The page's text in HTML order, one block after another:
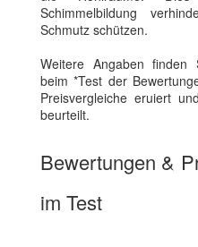
Schimmelbildung
Schmutz schützen.
Weitere Angaben finden
beim *Test der
Preisvergleiche eruiert
beurteilt.
Bewertungen &
im Test